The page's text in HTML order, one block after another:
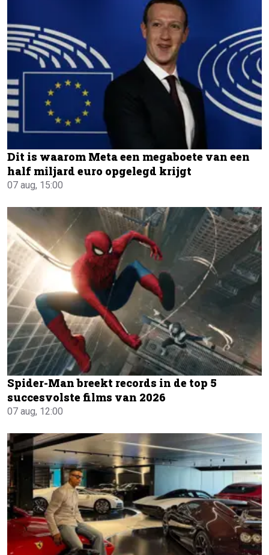
Dit is waarom Meta een megaboete van een
half miljard euro opgelegd krijgt
07 aug, 15:00
Spider-Man breekt records in de top 5
succesvolste films van 2026
07 aug, 12:00